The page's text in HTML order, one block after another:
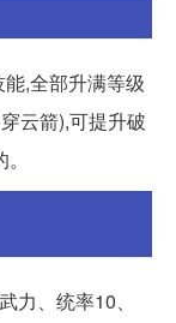
,全部升满等级
云箭),可提升破
力、统率10、